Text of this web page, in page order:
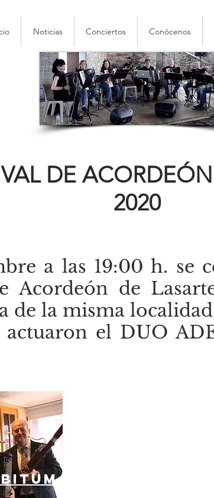
Noticias Conciertos Conócenos
DE
2020
a las 19:00 h. se
Acordeón de
de la misma
actuaron el DUO